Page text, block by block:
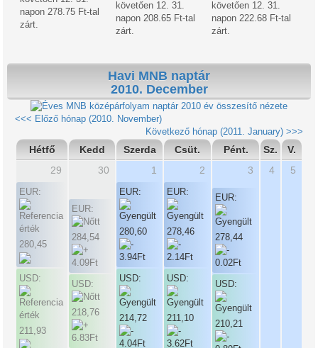
napon 278.75 Ft-tal
zárt.
követően 12. 31.
napon 208.65 Ft-tal
zárt.
követően 12. 31.
napon 222.68 Ft-tal
zárt.
Havi MNB naptár
2010. December
2010 év összesítő nézete
<<< Előző hónap (2010. November)
Következő hónap (2011. January) >>>
Hétfő Kedd Szerda Csüt. Pént. Sz.
V.
29
EUR:
280,45
USD:
211,93
30
EUR:
284,54
USD:
218,76
1
EUR:
280,60
USD:
214,72
2
EUR:
278,46
USD:
211,10
3
EUR:
278,44
USD:
210,21
4 5